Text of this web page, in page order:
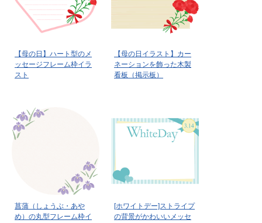
【母の日】ハート型のメ
ッセージフレーム枠イラ
スト
【母の日イラスト】カー
ネーションを飾った木製
看板（掲示板）
菖蒲（しょうぶ・あや
め）の丸型フレーム枠イ
[ホワイトデー]ストライプ
の背景がかわいいメッセ